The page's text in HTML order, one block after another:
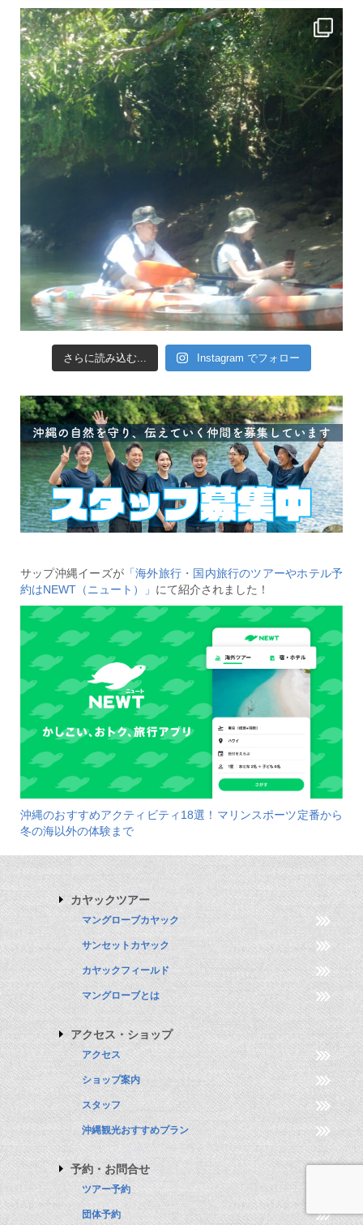
引き潮だったの
さらに読み込む... Instagram でフォロー
サップ沖縄イーズが 「海外旅行・国内旅行のツアーやホテル予
約はNEWT（ニュート）」 にて紹介されました！
沖縄のおすすめアクティビティ18選！マリンスポーツ定番から
冬の海以外の体験まで
カヤックツアー
マングローブカヤック
サンセットカヤック
カヤックフィールド
マングローブとは
アクセス・ショップ
アクセス
ショップ案内
スタッフ
沖縄観光おすすめプラン
予約・お問合せ
ツアー予約
団体予約